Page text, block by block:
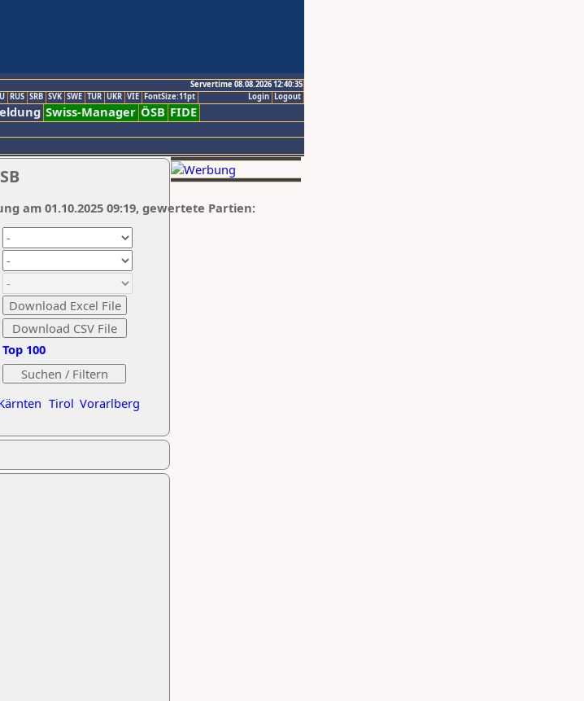
Servertime 08.08.2026 12:40:35
Logout
Login
RUS SRB SVK SWE TUR UKR VIE FontSize:11pt
Swiss-Manager ÖSB FIDE
Tirol Vorarlberg
Top 100
am 01.10.2025 09:19, gewertete Partien: